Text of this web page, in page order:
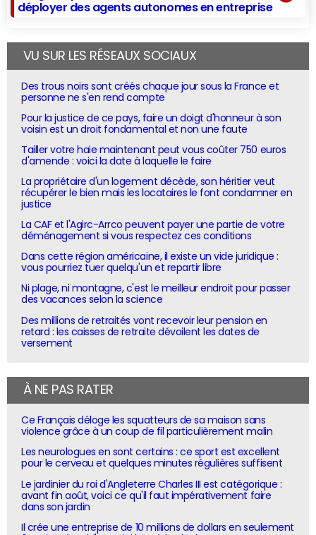
déployer des agents autonomes en entreprise
VU SUR LES RÉSEAUX SOCIAUX
Des trous noirs sont créés chaque jour sous la France et
personne ne s'en rend compte
Pour la justice de ce pays, faire un doigt d'honneur à son
voisin est un droit fondamental et non une faute
Tailler votre haie maintenant peut vous coûter 750 euros
d'amende : voici la date à laquelle le faire
La propriétaire d'un logement décède, son héritier veut
récupérer le bien mais les locataires le font condamner en
justice
La CAF et l'Agirc-Arrco peuvent payer une partie de votre
déménagement si vous respectez ces conditions
Dans cette région américaine, il existe un vide juridique :
vous pourriez tuer quelqu'un et repartir libre
Ni plage, ni montagne, c'est le meilleur endroit pour passer
des vacances selon la science
Des millions de retraités vont recevoir leur pension en
retard : les caisses de retraite dévoilent les dates de
versement
À NE PAS RATER
Ce Français déloge les squatteurs de sa maison sans
violence grâce à un coup de fil particulièrement malin
Les neurologues en sont certains : ce sport est excellent
pour le cerveau et quelques minutes régulières suffisent
Le jardinier du roi d'Angleterre Charles III est catégorique :
avant fin août, voici ce qu'il faut impérativement faire
dans son jardin
Il crée une entreprise de 10 millions de dollars en seulement